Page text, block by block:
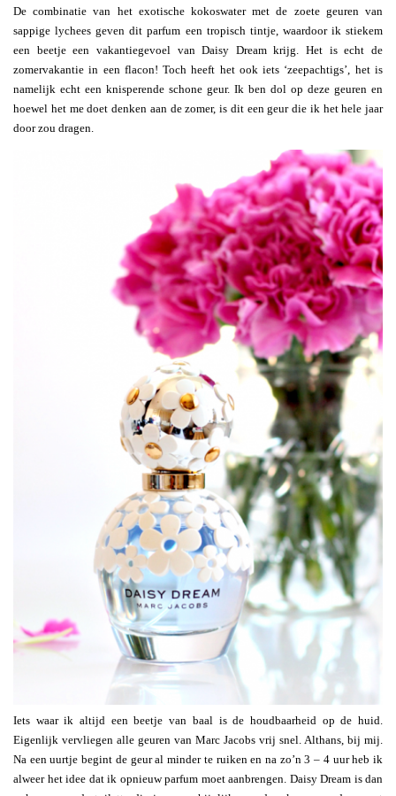
De combinatie van het exotische kokoswater met de zoete geuren van
sappige lychees geven dit parfum een tropisch tintje, waardoor ik stiekem
een beetje een vakantiegevoel van Daisy Dream krijg. Het is echt de
zomervakantie in een flacon! Toch heeft het ook iets ‘zeepachtigs’, het is
namelijk echt een knisperende schone geur. Ik ben dol op deze geuren en
hoewel het me doet denken aan de zomer, is dit een geur die ik het hele jaar
door zou dragen.
Iets waar ik altijd een beetje van baal is de houdbaarheid op de huid.
Eigenlijk vervliegen alle geuren van Marc Jacobs vrij snel. Althans, bij mij.
Na een uurtje begint de geur al minder te ruiken en na zo’n 3 – 4 uur heb ik
alweer het idee dat ik opnieuw parfum moet aanbrengen. Daisy Dream is dan